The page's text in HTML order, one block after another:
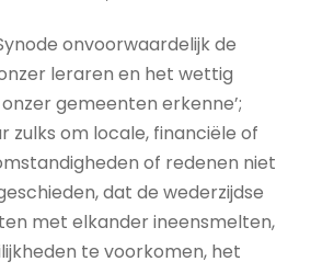
onvoorwaardelijk de
leraren en het wettig
gemeenten erkenne’;
zulks om locale, financiële of
of redenen niet
dat de wederzijdse
met elkander ineensmelten,
te voorkomen, het